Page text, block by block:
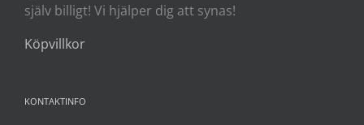
själv billigt! Vi hjälper dig att synas!
Köpvillkor
KONTAKTINFO